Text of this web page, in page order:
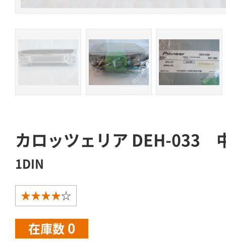
カロッツェリア DEH-033
1DIN
★★★★☆
在庫数 0